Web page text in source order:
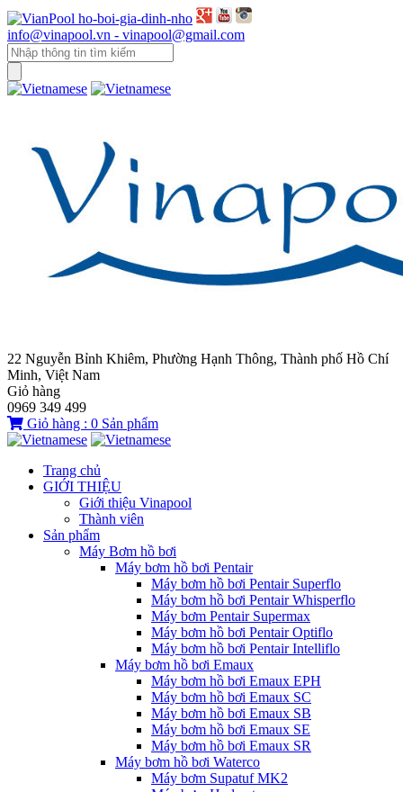
info@vinapool.vn - vinapool@gmail.com
22 Nguyễn Bỉnh Khiêm, Phường Hạnh Thông, Thành phố Hồ Chí
Minh, Việt Nam
Giỏ hàng
0969 349 499
Giỏ hàng : 0 Sản phẩm
Trang chủ
GIỚI THIỆU
Giới thiệu Vinapool
Thành viên
Sản phẩm
Máy Bơm hồ bơi
Máy bơm hồ bơi Pentair
Máy bơm hồ bơi Pentair Superflo
Máy bơm hồ bơi Pentair Whisperflo
Máy bơm Pentair Supermax
Máy bơm hồ bơi Pentair Optiflo
Máy bơm hồ bơi Pentair Intelliflo
Máy bơm hồ bơi Emaux
Máy bơm hồ bơi Emaux EPH
Máy bơm hồ bơi Emaux SC
Máy bơm hồ bơi Emaux SB
Máy bơm hồ bơi Emaux SE
Máy bơm hồ bơi Emaux SR
Máy bơm hồ bơi Waterco
Máy bơm Supatuf MK2